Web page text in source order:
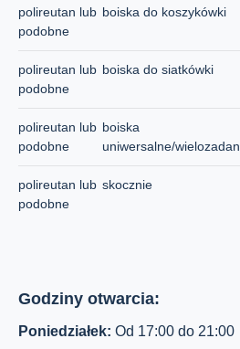
polireutan lub
podobne
boiska do koszykówki
polireutan lub
podobne
boiska do siatkówki
polireutan lub
podobne
boiska
uniwersalne/
polireutan lub
podobne
skocznie
Godziny otwarcia:
Poniedziałek: Od 17:00 do 21:00